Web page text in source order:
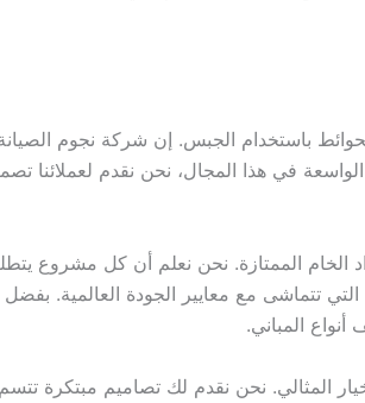
باستخدام الجبس. إن شركة نجوم
في هذا المجال، نحن نقدم لعملائنا
الخام الممتازة. نحن نعلم أن كل مشروع
تتماشى مع معايير الجودة العالمية.
المباني.
نحن نقدم لك تصاميم مبتكرة تتسم